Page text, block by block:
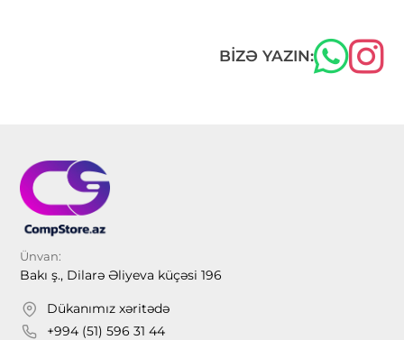
BIZƏ YAZIN:
Ünvan:
Bakı ş., Dilarə Əliyeva küçəsi 196
Dükanımız xəritədə
+994 (51) 596 31 44